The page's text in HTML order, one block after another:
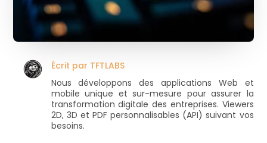
Écrit par TFTLABS
Nous développons des applications Web et
mobile unique et sur-mesure pour assurer la
transformation digitale des entreprises. Viewers
2D, 3D et PDF personnalisables (API) suivant vos
besoins.